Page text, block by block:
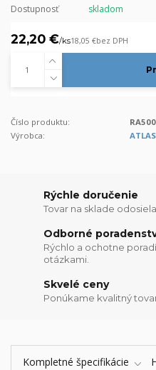
Dostupnosť skladom
22,20 €/ks18,05 €bez DPH
Číslo produktu:
Výrobca:
Rýchle doručenie
Tovar na sklade
Odborné
Rýchlo a ochotne
otázkami.
Skvelé ceny
Ponúkame kvalitný
Kompletné špecifikácie